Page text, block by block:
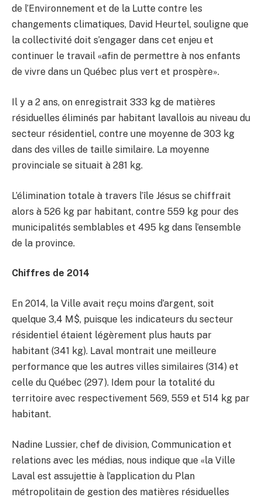
de l’Environnement et de la Lutte contre les
changements climatiques, David Heurtel, souligne que
la collectivité doit s’engager dans cet enjeu et
continuer le travail «afin de permettre à nos enfants
de vivre dans un Québec plus vert et prospère».
Il y a 2 ans, on enregistrait 333 kg de matières
résiduelles éliminés par habitant lavallois au niveau du
secteur résidentiel, contre une moyenne de 303 kg
dans des villes de taille similaire. La moyenne
provinciale se situait à 281 kg.
L’élimination totale à travers l’île Jésus se chiffrait
alors à 526 kg par habitant, contre 559 kg pour des
municipalités semblables et 495 kg dans l’ensemble
de la province.
Chiffres de 2014
En 2014, la Ville avait reçu moins d’argent, soit
quelque 3,4 M$, puisque les indicateurs du secteur
résidentiel étaient légèrement plus hauts par
habitant (341 kg). Laval montrait une meilleure
performance que les autres villes similaires (314) et
celle du Québec (297). Idem pour la totalité du
territoire avec respectivement 569, 559 et 514 kg par
habitant.
Nadine Lussier, chef de division, Communication et
relations avec les médias, nous indique que «la Ville
Laval est assujettie à l’application du Plan
métropolitain de gestion des matières résiduelles